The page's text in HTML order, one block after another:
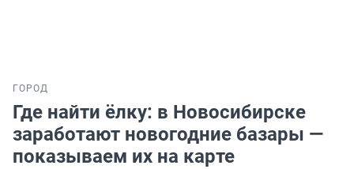
ГОРОД
Где найти ёлку: в Новосибирске
заработают новогодние базары —
показываем их на карте